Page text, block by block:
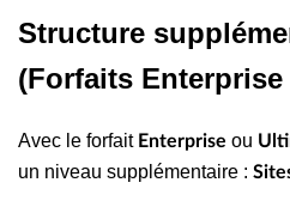
Structure
(Forfaits Enterprise
Avec le forfait Enterprise ou
un niveau supplémentaire :